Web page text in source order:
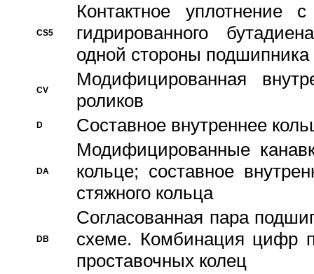
CS5
Контактное уплотнение
гидрированного
одной стороны подшипника
CV
Модифицированная
роликов
D Составное внутреннее
DA
Модифицированные
кольце; составное
стяжного кольца
DB
Согласованная пара
схеме. Комбинация цифр
проставочных колец